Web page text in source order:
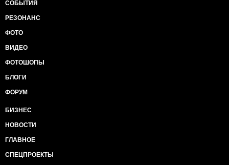
СОБЫТИЯ
РЕЗОНАНС
ФОТО
ВИДЕО
ФОТОШОПЫ
БЛОГИ
ФОРУМ
БИЗНЕС
НОВОСТИ
ГЛАВНОЕ
СПЕЦПРОЕКТЫ